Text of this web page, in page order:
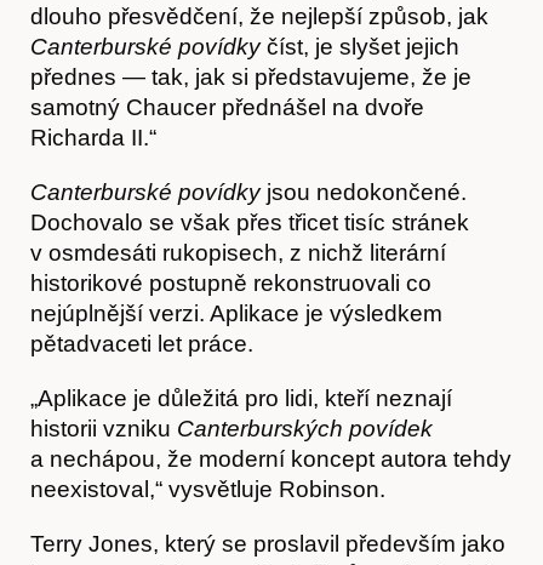
Články
dlouho přesvědčení, že nejlepší způsob, jak
Canterburské povídkyčíst, je slyšet jejich
přednes — tak, jak si představujeme, že je
samotný Chaucer přednášel na dvoře
Richarda II.“
Canterburské povídkyjsou nedokončené.
Dochovalo se však přes třicet tisíc stránek
v osmdesáti rukopisech, z nichž literární
historikové postupně rekonstruovali co
nejúplnější verzi. Aplikace je výsledkem
pětadvaceti let práce.
„Aplikace je důležitá pro lidi, kteří neznají
historii vzniku Canterburských povídek
a nechápou, že moderní koncept autora tehdy
neexistoval,“ vysvětluje Robinson.
Terry Jones, který se proslavil především jako